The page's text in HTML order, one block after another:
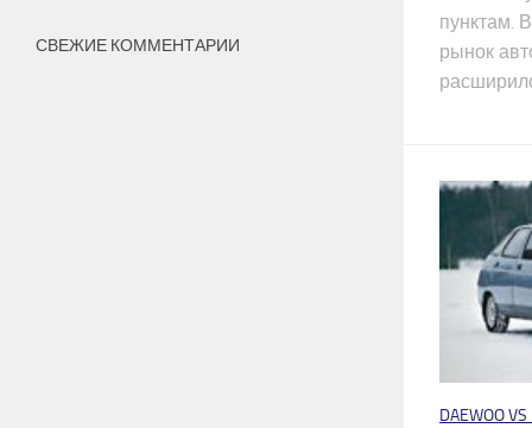
пунктам.
рынок
DAEWOO VS
СВЕЖИЕ КОММЕНТАРИИ